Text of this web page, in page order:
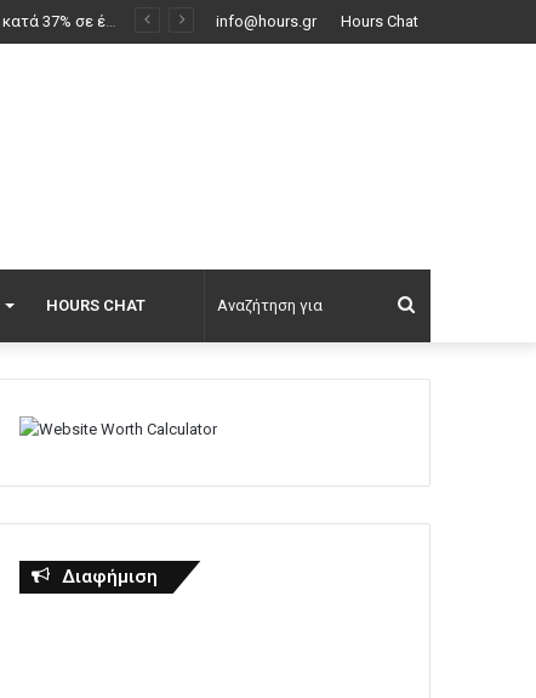
info@hours.gr Hours Chat
HOURS CHAT
για
Διαφήμιση